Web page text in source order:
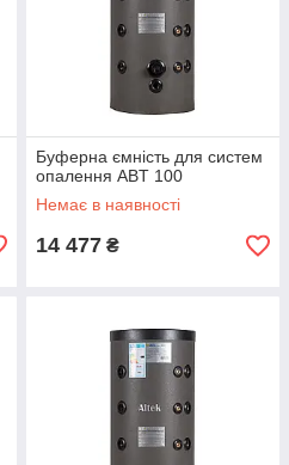
Буферна ємність для систем
опалення ABT 100
Немає в наявності
14 477 ₴